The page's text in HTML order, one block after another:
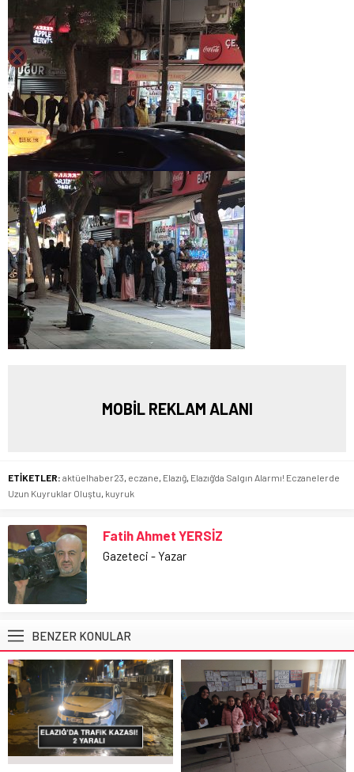
MOBİL REKLAM ALANI
ETİKETLER: aktüelhaber23 eczane Elazığ Elazığ'da Salgın Alarmı! Eczanelerde
Uzun Kuyruklar Oluştu kuyruk
Fatih Ahmet YERSİZ
Gazeteci - Yazar
BENZER KONULAR